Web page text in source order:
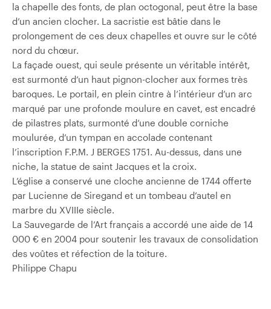
la chapelle des fonts, de plan octogonal, peut être la base
d’un ancien clocher. La sacristie est bâtie dans le
prolongement de ces deux chapelles et ouvre sur le côté
nord du chœur.
La façade ouest, qui seule présente un véritable intérêt,
est surmonté d’un haut pignon-clocher aux formes très
baroques. Le portail, en plein cintre à l’intérieur d’un arc
marqué par une profonde moulure en cavet, est encadré
de pilastres plats, surmonté d’une double corniche
moulurée, d’un tympan en accolade contenant
l’inscription F.P.M. J BERGES 1751. Au-dessus, dans une
niche, la statue de saint Jacques et la croix.
L’église a conservé une cloche ancienne de 1744 offerte
par Lucienne de Siregand et un tombeau d’autel en
marbre du XVIIIe siècle.
La Sauvegarde de l’Art français a accordé une aide de 14
000 € en 2004 pour soutenir les travaux de consolidation
des voûtes et réfection de la toiture.
Philippe Chapu